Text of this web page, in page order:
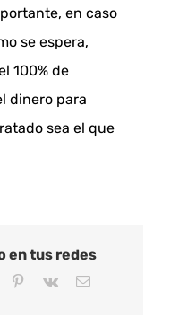
en caso
se espera,
100% de
dinero para
sea el que
en tus redes
Pinterest
Vk
Correo